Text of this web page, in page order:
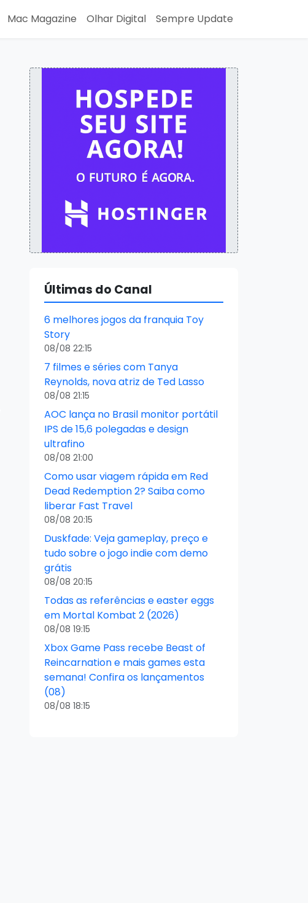
Mac Magazine Olhar Digital Sempre Update
Últimas do Canal
6 melhores jogos da franquia Toy
Story
08/08 22:15
7 filmes e séries com Tanya
Reynolds, nova atriz de Ted Lasso
08/08 21:15
AOC lança no Brasil monitor portátil
IPS de 15,6 polegadas e design
ultrafino
08/08 21:00
Como usar viagem rápida em Red
Dead Redemption 2? Saiba como
liberar Fast Travel
08/08 20:15
Duskfade: Veja gameplay, preço e
tudo sobre o jogo indie com demo
grátis
08/08 20:15
Todas as referências e easter eggs
em Mortal Kombat 2 (2026)
08/08 19:15
Xbox Game Pass recebe Beast of
Reincarnation e mais games esta
semana! Confira os lançamentos
(08)
08/08 18:15